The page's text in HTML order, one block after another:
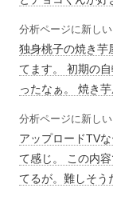
分析ページに新し
独身桃子の焼き
てます。 初期の
ったなぁ。 焼き
分析ページに新し
アップロードTV
て感じ。 この内
てるが。難しそう